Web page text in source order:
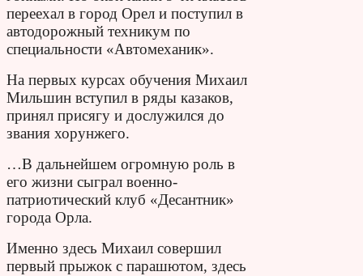
переехал в город Орел и поступил в
автодорожный техникум по
специальности «Автомеханик».
На первых курсах обучения Михаил
Мильшин вступил в ряды казаков,
принял присягу и дослужился до
звания хорунжего.
…В дальнейшем огромную роль в
его жизни сыграл военно-
патриотический клуб «Десантник»
города Орла.
Именно здесь Михаил совершил
первый прыжок с парашютом, здесь